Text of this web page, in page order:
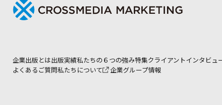
企業出版とは出版実績私たちの６つの強み特集クライアントインタビュ
よくあるご質問私たちについて 企業グループ情報